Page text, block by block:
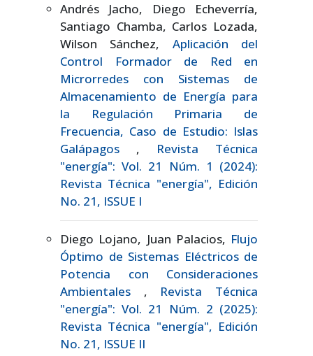
Andrés Jacho, Diego Echeverría,
Santiago Chamba, Carlos Lozada,
Wilson Sánchez, Aplicación del
Control Formador de Red en
Microrredes con Sistemas de
Almacenamiento de Energía para
la Regulación Primaria de
Frecuencia, Caso de Estudio: Islas
Galápagos , Revista Técnica
"energía": Vol. 21 Núm. 1 (2024):
Revista Técnica "energía", Edición
No. 21, ISSUE I
Diego Lojano, Juan Palacios, Flujo
Óptimo de Sistemas Eléctricos de
Potencia con Consideraciones
Ambientales , Revista Técnica
"energía": Vol. 21 Núm. 2 (2025):
Revista Técnica "energía", Edición
No. 21, ISSUE II